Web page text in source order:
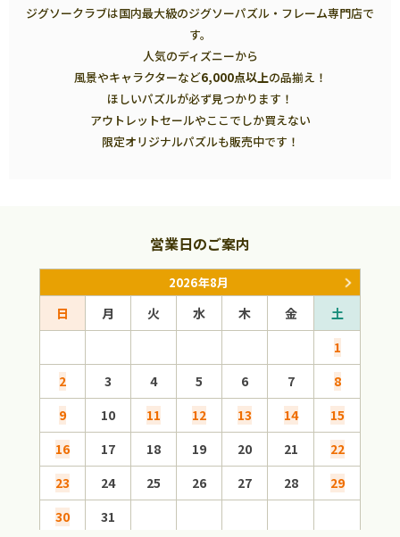
ジグソークラブは国内最大級のジグソーパズル・フレーム専門店で
す。
人気のディズニーから
風景やキャラクターなど6,000点以上の品揃え！
ほしいパズルが必ず見つかります！
アウトレットセールやここでしか買えない
限定オリジナルパズルも販売中です！
営業日のご案内
2026年8月
日 月 火 水 木 金
土
1
2
3 4 5 6 7
8
9
10 11 12 13 14
15
16
17 18 19 20 21
22
23
24 25 26 27 28
29
30
31